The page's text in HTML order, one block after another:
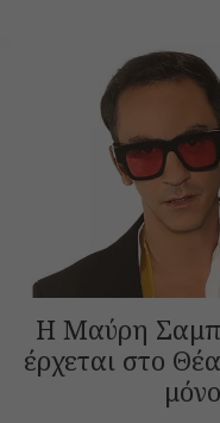
Η Μαύρη
έρχεται στο